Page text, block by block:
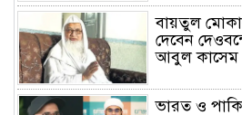
বায়তুল
দেবেন
আবুল কাসেম
ভারত ও